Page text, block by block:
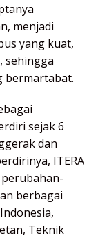
menjadi
yang kuat,
sehingga
bermartabat.
sejak 6
dan
ITERA
berbagai
Teknik